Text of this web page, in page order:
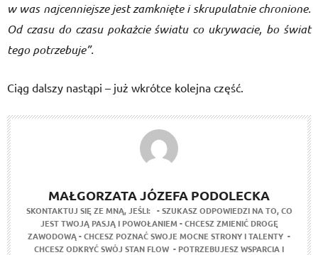
w was najcenniejsze jest zamknięte i skrupulatnie chronione.
Od czasu do czasu pokażcie światu co ukrywacie, bo świat
tego potrzebuje”.
Ciąg dalszy nastąpi – już wkrótce kolejna część.
MAŁGORZATA JÓZEFA PODOLECKA
SKONTAKTUJ SIĘ ZE MNĄ, JEŚLI: - SZUKASZ ODPOWIEDZI NA TO, CO
JEST TWOJĄ PASJĄ I POWOŁANIEM - CHCESZ ZMIENIĆ DROGĘ
ZAWODOWĄ- CHCESZ POZNAĆ SWOJE MOCNE STRONY I TALENTY -
CHCESZ ODKRYĆ SWÓJ STAN FLOW - POTRZEBUJESZ WSPARCIA I